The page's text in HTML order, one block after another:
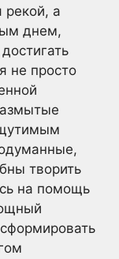
рекой, а
днем,
не просто
творить
на помощь